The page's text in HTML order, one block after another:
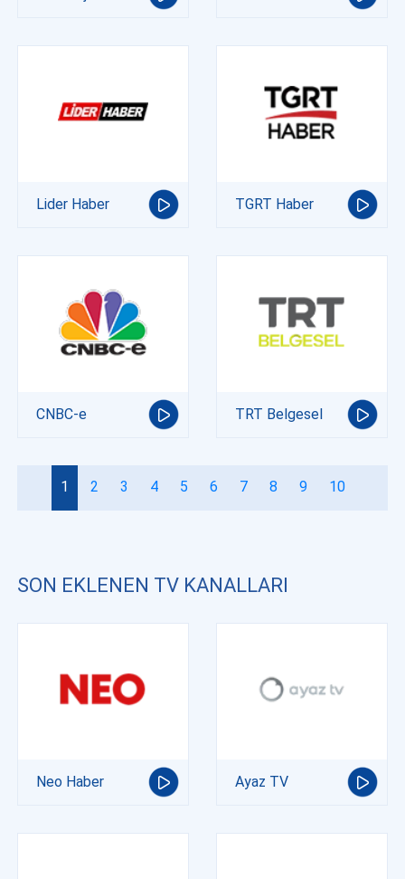
Lider Haber TGRT Haber
CNBC-e TRT Belgesel
1 2 3 4 5 6 7 8 9 10
SON EKLENEN TV KANALLARI
Neo Haber Ayaz TV